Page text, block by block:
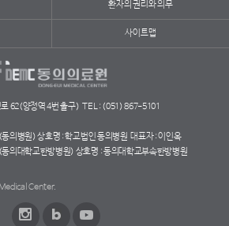
환자의 권리와 의무
사이트맵
62(양정역 4번 출구) TEL : (051) 867-5101
(동의병원) 상호명 : 학교법인 동의병원 대표자 : 이인옥
(동의대학교한방병원) 상호명 : 동의대학교부속한방병원
Center.